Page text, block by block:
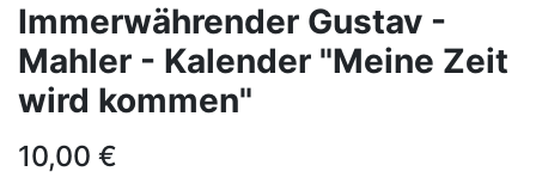
Immerwährender Gustav -
Mahler - Kalender "Meine Zeit
wird kommen"
10,00 €